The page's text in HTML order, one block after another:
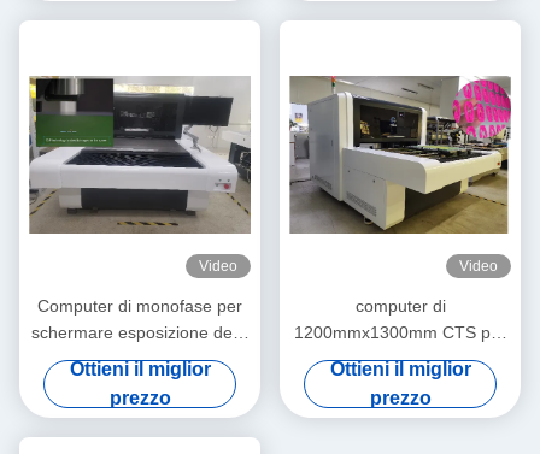
Video
Computer di monofase per
schermare esposizione della
macchina 220V 2540dpi
Ottieni il miglior
prezzo
Video
computer di
1200mmx1300mm CTS per
schermare regolazione
automatica
Ottieni il miglior
prezzo